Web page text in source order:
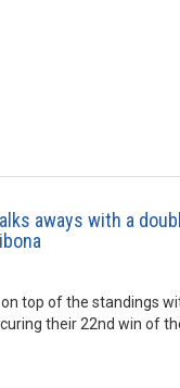
aways with a
on top of the standings
their 22nd win of